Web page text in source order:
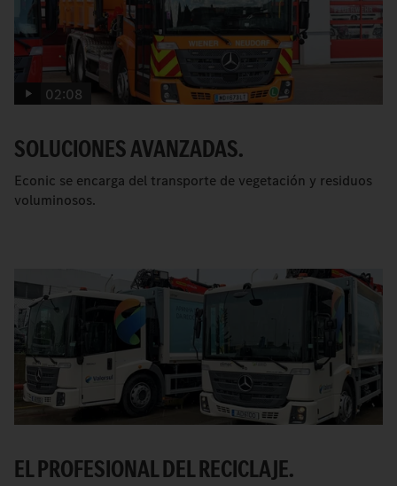
02:08
SOLUCIONES AVANZADAS.
Econic se encarga del transporte de vegetación y residuos
voluminosos.
EL PROFESIONAL DEL RECICLAJE.